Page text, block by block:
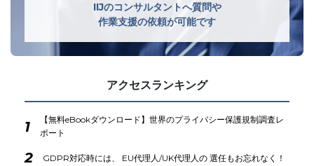
IIJのコンサルタントへ質問や
作業支援の依頼が可能です
アクセスランキング
1
【無料eBookダウンロード】世界のプライバシー保護規制調査レ
ポート
2 GDPR対応時には、 EU代理人/UK代理人の 選任もお忘れなく！